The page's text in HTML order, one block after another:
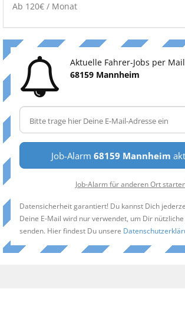
Ab 120€ / Monat
Aktuelle Fahrer-Jobs per
68159 Mannheim
Job-Alarm 68159 Mannheim
Job-Alarm für anderen Ort
Datensicherheit garantiert! Du kannst Dich
Deine E-Mail wird nur verwendet, um Dir
senden. Hier findest Du unsere